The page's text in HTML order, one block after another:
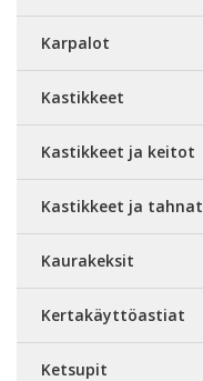
Karpalot
Kastikkeet
Kastikkeet ja keitot
Kastikkeet ja tahnat
Kaurakeksit
Kertakäyttöastiat
Ketsupit